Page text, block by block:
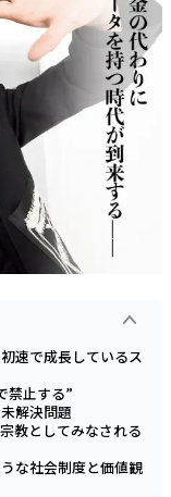
速で成長しているス
禁止する”
解決問題
教としてみなされる
な社会制度と価値観